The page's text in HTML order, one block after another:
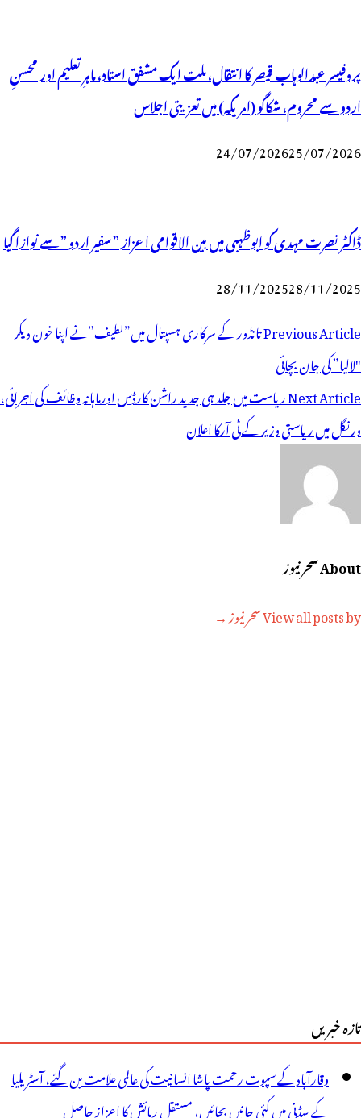
پروفیسر عبدالوہاب قیصر کا انتقال، ملت ایک مشفق استاد، ماہرِتعلیم اور محسنِ
اردو سے محروم، شکاگو (امریکہ) میں تعزیتی اجلاس
24/07/202625/07/2026
ڈاکٹر نصرت مہدی کو ابوظہبی میں بین الاقوامی اعزاز ” سفیر اردو ” سے نوازا گیا
28/11/202528/11/2025
پوسٹوں
کی
نیویگیشن
Previous Articleتانڈور کے سرکاری ہسپتال میں”لطیف”نے اپنا خون دیکر
"لالیا” کی جان بچائی
Next Articleریاست میں جلد ہی جدید راشن کارڈس اورماہانہ وظائف کی اجرائی،
ورنگل میں ریاستی وزیر کے ٹی آرکا اعلان
About سحر نیوز
View all posts by سحر نیوز →
تازہ خبریں
وقارآباد کے سپوت رحمت پاشا انسانیت کی عالمی علامت بن گئے، آسٹریلیا
کے سڈنی میں کئی جانیں بچائیں، مستقل رہائش کا اعزاز حاصل